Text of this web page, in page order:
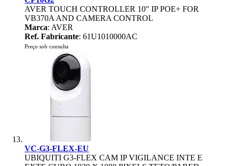
AVER TOUCH CONTROLLER 10" IP POE+ FOR
VB370A AND CAMERA CONTROL
Marca: AVER
Ref. Fabricante: 61U1010000AC
Preço sob consulta
VC-G3-FLEX-EU
UBIQUITI G3-FLEX CAM IP VIGILANCE INTE E